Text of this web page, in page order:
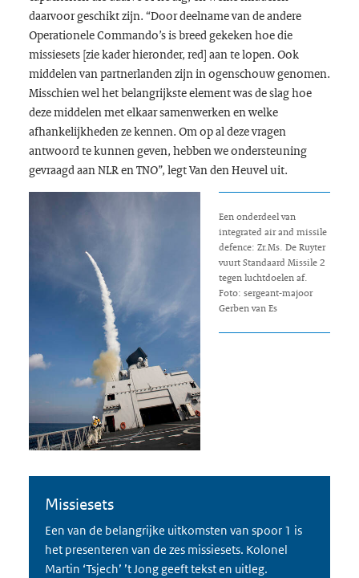
daarvoor geschikt zijn. “Door deelname van de andere
Operationele Commando’s is breed gekeken hoe die
missiesets [zie kader hieronder, red] aan te lopen. Ook
middelen van partnerlanden zijn in ogenschouw genomen.
Misschien wel het belangrijkste element was de slag hoe
deze middelen met elkaar samenwerken en welke
afhankelijkheden ze kennen. Om op al deze vragen
antwoord te kunnen geven, hebben we ondersteuning
gevraagd aan NLR en TNO”, legt Van den Heuvel uit.
Een onderdeel van
integrated air and missile
defence: Zr.Ms. De Ruyter
vuurt Standaard Missile 2
tegen luchtdoelen af.
Foto: sergeant-majoor
Gerben van Es
Missiesets
Een van de belangrijke uitkomsten van spoor 1 is
het presenteren van de zes missiesets. Kolonel
Martin ‘Tsjech’ ’t Jong geeft tekst en uitleg.